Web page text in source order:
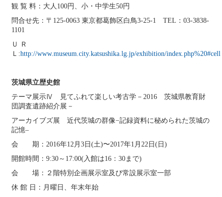
観 覧 料：大人100円、小・中学生50円
問合せ先：〒125-0063 東京都葛飾区白鳥3-25-1 TEL：03-3838-
1101
Ｕ Ｒ
Ｌ:http://www.museum.city.katsushika.lg.jp/exhibition/index.php%20#cell
茨城県立歴史館
テーマ展示Ⅳ 見てふれて楽しい考古学－2016 茨城県教育財
団調査遺跡紹介展－
アーカイブズ展 近代茨城の群像−記録資料に秘められた茨城の
記憶–
会 期：2016年12月3日(土)〜2017年1月22日(日)
開館時間：9:30～17:00(入館は16：30まで)
会 場：２階特別企画展示室及び常設展示室一部
休 館 日：月曜日、年末年始